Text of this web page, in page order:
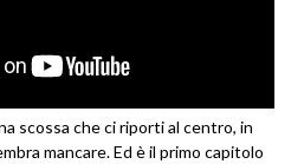
scossa che ci riporti al centro, in
mancare. Ed è il primo capitolo